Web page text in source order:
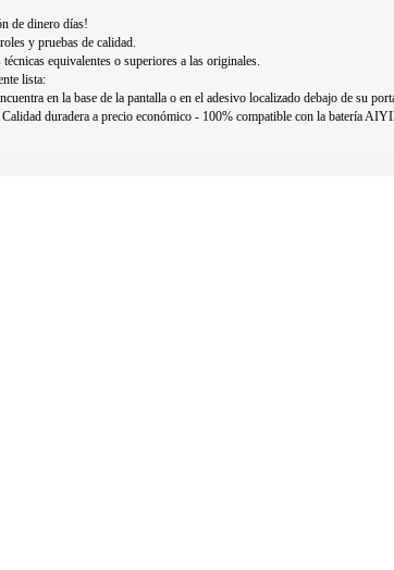
de dinero días!
y pruebas de calidad.
técnicas equivalentes o superiores a las originales.
lista:
en la base de la pantalla o en el adesivo localizado debajo de su
duradera a precio económico - 100% compatible con la batería